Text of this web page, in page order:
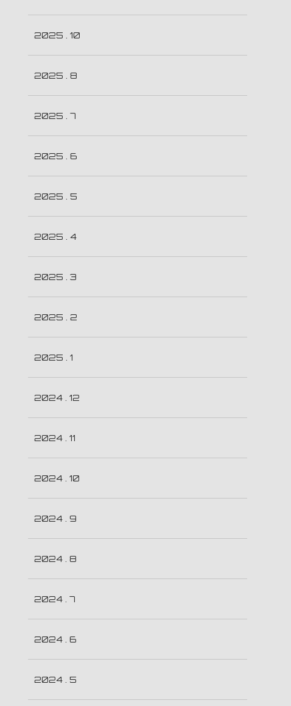
2025 . 10
2025 . 8
2025 . 7
2025 . 6
2025 . 5
2025 . 4
2025 . 3
2025 . 2
2025 . 1
2024 . 12
2024 . 11
2024 . 10
2024 . 9
2024 . 8
2024 . 7
2024 . 6
2024 . 5